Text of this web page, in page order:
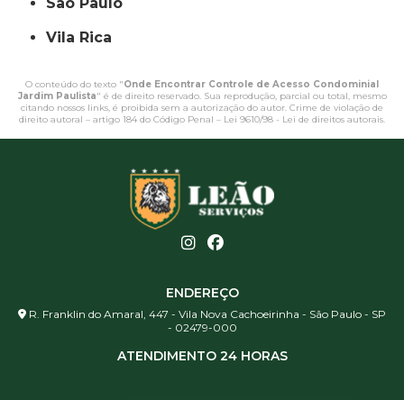
Vila Rica
O conteúdo do texto "Onde Encontrar Controle de Acesso Condominial
Jardim Paulista" é de direito reservado. Sua reprodução, parcial ou total, mesmo
citando nossos links, é proibida sem a autorização do autor. Crime de violação de
direito autoral – artigo 184 do Código Penal – Lei 9610/98 - Lei de direitos autorais.
ENDEREÇO
R. Franklin do Amaral, 447 - Vila Nova Cachoeirinha - São Paulo - SP
- 02479-000
ATENDIMENTO 24 HORAS